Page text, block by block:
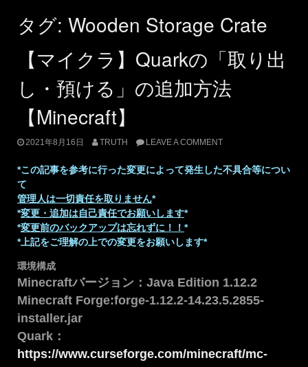
タグ: Wooden Storage Crate
【マイクラ】Quarkの「取り出
し・預ける」の追加方法
【Minecraft】
2021年8月16日 TRUTH LEAVE A COMMENT
*この記事を参考に行った変更によって発生した不具合等につい
て
管理人は一切責任を取りません*
*変更・追加は自己責任でお願いします*
*変更前のバックアップは忘れずに！！ *
*上記をご理解の上での変更をお願いします*
環境構成
Minecraftバージョン：Java Edition 1.12.2
Minecraft Forge:forge-1.12.2-14.23.5.2855-
installer.jar
Quark：
https://www.curseforge.com/minecraft/mc-